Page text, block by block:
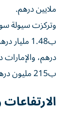
ملايين درهم.
وتركزت سيولة
ب215 مليون درهم.